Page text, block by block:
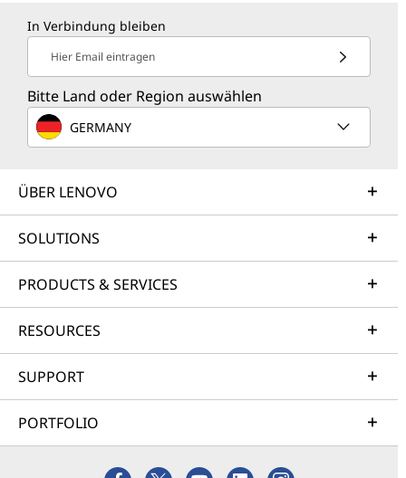
In Verbindung bleiben
Hier Email eintragen
Bitte Land oder Region auswählen
GERMANY
ÜBER LENOVO
SOLUTIONS
PRODUCTS & SERVICES
RESOURCES
SUPPORT
PORTFOLIO